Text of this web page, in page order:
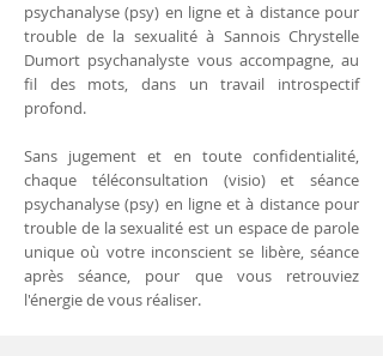
psychanalyse (psy) en ligne et à distance pour
trouble de la sexualité à Sannois Chrystelle
Dumort psychanalyste vous accompagne, au
fil des mots, dans un travail introspectif
profond.
Sans jugement et en toute confidentialité,
chaque téléconsultation (visio) et séance
psychanalyse (psy) en ligne et à distance pour
trouble de la sexualité est un espace de parole
unique où votre inconscient se libère, séance
après séance, pour que vous retrouviez
l'énergie de vous réaliser.